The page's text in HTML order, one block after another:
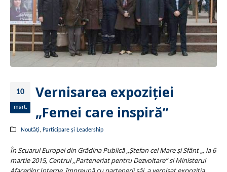
10
mart.
Vernisarea expoziției
„Femei care inspiră”
Noutăți, Participare și Leadership
În Scuarul Europei din Grădina Publică ,,Ștefan cel Mare și Sfânt „, la 6
martie 2015, Centrul ,,Parteneriat pentru Dezvoltare” si Ministerul